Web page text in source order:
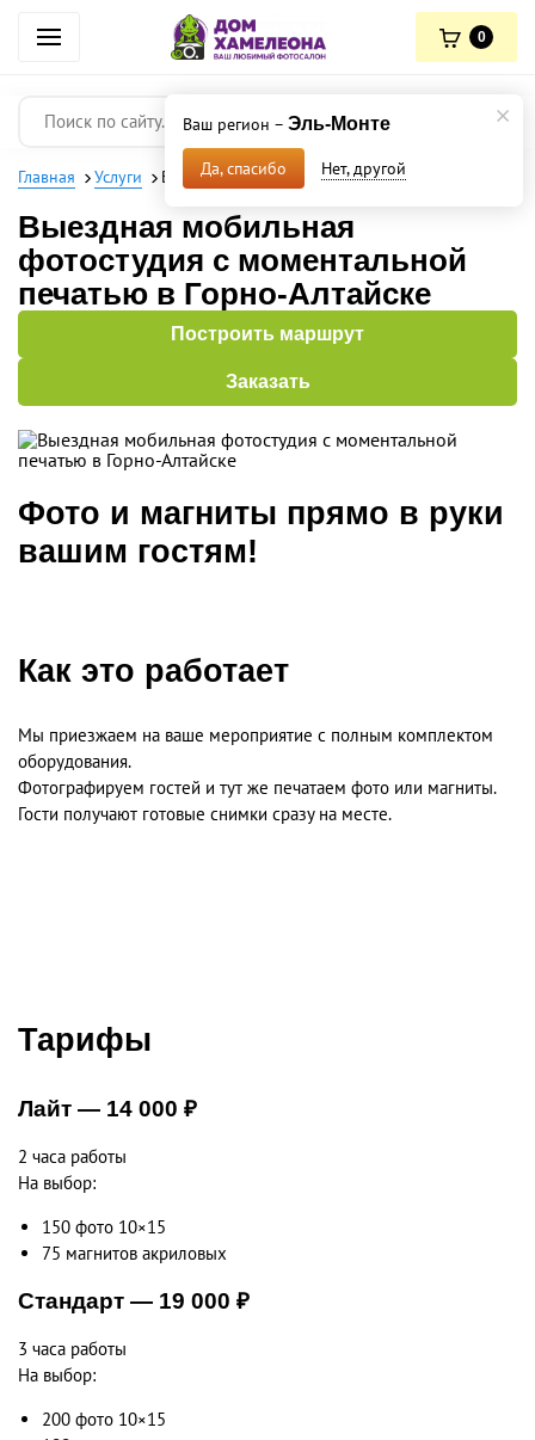
0
Ваш регион – Эль-Монте
Да, спасибо Нет, другой
Главная Услуги Выездная мобильная фотостудия
Выездная мобильная
фотостудия с моментальной
печатью в Горно-Алтайске
Построить маршрут
Заказать
Фото и магниты прямо в руки
вашим гостям!
Как это работает
Мы приезжаем на ваше мероприятие с полным комплектом
оборудования.
Фотографируем гостей и тут же печатаем фото или магниты.
Гости получают готовые снимки сразу на месте.
Тарифы
Лайт — 14 000 ₽
2 часа работы
На выбор:
150 фото 10×15
75 магнитов акриловых
Стандарт — 19 000 ₽
3 часа работы
На выбор:
200 фото 10×15